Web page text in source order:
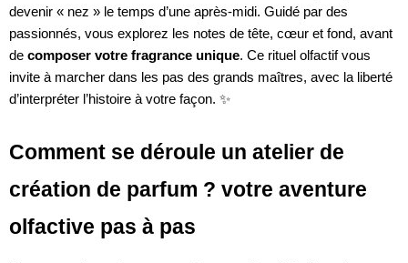
devenir « nez » le temps d’une après-midi. Guidé par des
passionnés, vous explorez les notes de tête, cœur et fond, avant
de composer votre fragrance unique. Ce rituel olfactif vous
invite à marcher dans les pas des grands maîtres, avec la liberté
d’interpréter l’histoire à votre façon. ✨
Comment se déroule un atelier de
création de parfum ? votre aventure
olfactive pas à pas